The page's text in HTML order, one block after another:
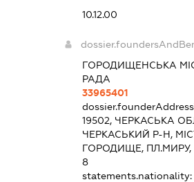
10.12.00
ГОРОДИЩЕНСЬКА
РАДА
33965401
dossier.founderAddress
19502, ЧЕРКАСЬКА
ЧЕРКАСЬКИЙ Р-Н,
ГОРОДИЩЕ,
8